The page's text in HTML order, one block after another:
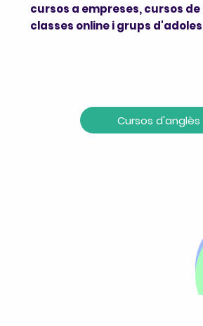
cursos a empreses, cursos
classes online i grups
Cursos d'anglès